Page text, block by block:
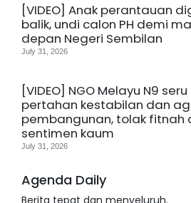
[VIDEO] Anak perantauan
balik, undi calon PH demi
depan Negeri Sembilan
July 31, 2026
[VIDEO] NGO Melayu N9
pertahan kestabilan dan
pembangunan, tolak fitnah
sentimen kaum
July 31, 2026
Agenda Daily
Berita tepat dan menyeluruh.